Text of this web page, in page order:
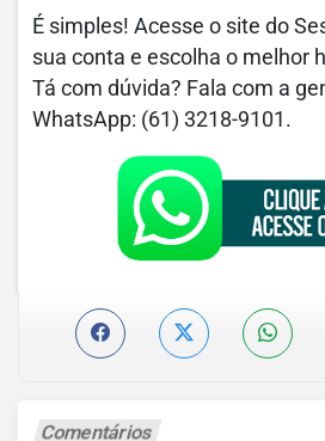
É simples! Acesse o site do
sua conta e escolha o melhor
Tá com dúvida? Fala com a
WhatsApp: (61) 3218-9101.
Comentários